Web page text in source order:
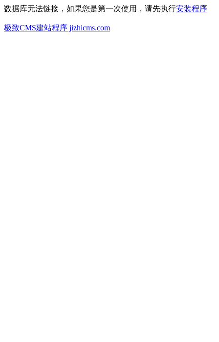
数据库无法链接，如果您是第一次使用，请先执行安装程序
极致CMS建站程序 jizhicms.com